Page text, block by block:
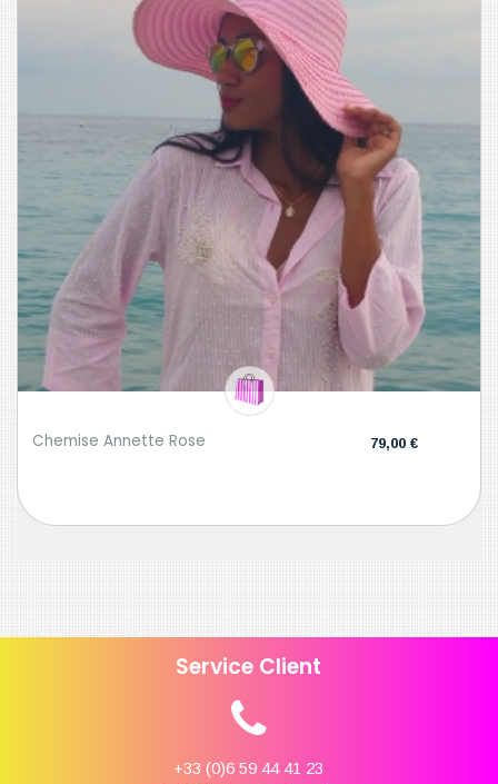
Chemise Annette Rose 79,00 €
Service Client
+33 (0)6 59 44 41 23